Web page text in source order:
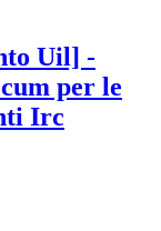
Uil] -
per le
Irc